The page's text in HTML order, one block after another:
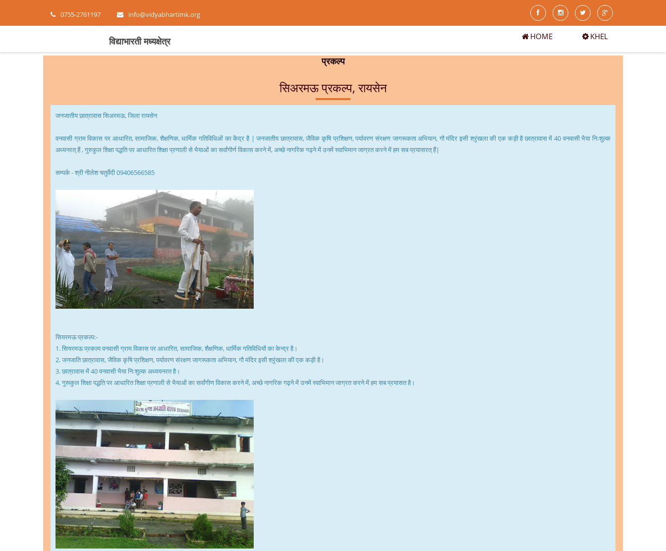
0755-2761197 info@vidyabhartimk.org
विद्याभारती मध्यक्षेत्र HOME KHEL
प्रकल्प
सिअरमऊ प्रकल्प, रायसेन
जनजातीय छात्रावास सिअरमऊ, जिला रायसेन
वनवासी ग्राम विकास पर आधारित, सामाजिक, शैक्षणिक, धार्मिक गतिविधिओं का केंद्र है | जनजातीय छात्रावास, जैविक कृषि प्रशिक्षण, पर्यावरण संरक्षण जागरूकता अभियान, गौ मंदिर इसी श्रृंखला की एक कड़ी है छात्रावास में 40 वनवासी भैया निःशुल्क
अध्यनरत् हैं , गुरुकुल शिक्षा पद्धति पर आधारित शिक्षा प्रणाली से भैयाओं का सर्वांगीर्ण विकास करने में, अच्छे नागरिक गढ़ने में उनमें स्वाभिमान जाग्रत करने में हम सब प्रयासरत् हैं|
सम्पर्क - श्री नीलेश चतुर्वेदी 09406566585
सियरमऊ प्रकल्प:-
1. सियरमऊ प्रकल्प वनवासी ग्राम विकास पर आधारित, सामाजिक, शैक्षणिक, धार्मिक गतिविधियों का केन्द्र है।
2. जनजाति छात्रावास, जैविक कृषि प्रशिक्षण, पर्यावरण संरक्षण जागरूकता अभियान, गौ मंदिर इसी श्रृंखला की एक कड़ी है।
3. छात्रावास में 40 वनवासी भैया निःशुल्क अध्ययनरत है।
4. गुरूकुल शिक्षा पद्धति पर आधारित शिक्षा प्रणाली से भैयाओं का सर्वांगीण विकास करने में, अच्छे नागरिक गढ़ने में उनमें स्वाभिमान जाग्रत करने में हम सब प्रयासत है।